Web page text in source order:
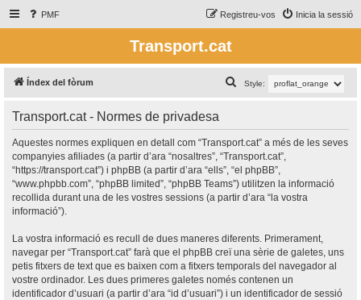
PMF Inicia la sessió
Registreu-vos
Transport.cat
Índex del fòrum Style:
e
c
a
Transport.cat - Normes de privadesa
Aquestes normes expliquen en detall com “Transport.cat” a més de les seves
companyies afiliades (a partir d’ara “nosaltres”, “Transport.cat”,
“https://transport.cat”) i phpBB (a partir d’ara “ells”, “el phpBB”,
“www.phpbb.com”, “phpBB limited”, “phpBB Teams”) utilitzen la informació
recollida durant una de les vostres sessions (a partir d’ara “la vostra
informació”).
La vostra informació es recull de dues maneres diferents. Primerament,
navegar per “Transport.cat” farà que el phpBB creï una sèrie de galetes, uns
petis fitxers de text que es baixen com a fitxers temporals del navegador al
vostre ordinador. Les dues primeres galetes només contenen un
identificador d’usuari (a partir d’ara “id d’usuari”) i un identificador de sessió